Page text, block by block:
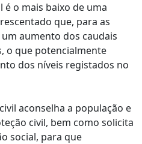
é o mais baixo de uma
que, para as
aumento dos caudais
o que potencialmente
dos níveis registados no
aconselha a população e
civil, bem como solicita
social, para que